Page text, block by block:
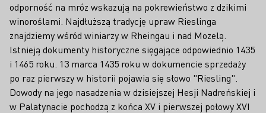
odporność na mróz wskazują na pokrewieństwo z dzikimi
winoroślami. Najdłuższą tradycję upraw Rieslinga
znajdziemy wśród winiarzy w Rheingau i nad Mozelą.
Istnieją dokumenty historyczne sięgające odpowiednio 1435
i 1465 roku. 13 marca 1435 roku w dokumencie sprzedaży
po raz pierwszy w historii pojawia się słowo "Riesling".
Dowody na jego nasadzenia w dzisiejszej Hesji Nadreńskiej i
w Palatynacie pochodzą z końca XV i pierwszej połowy XVI